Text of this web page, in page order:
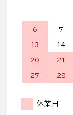
6 7
13 14
20 21
27 28
休業日